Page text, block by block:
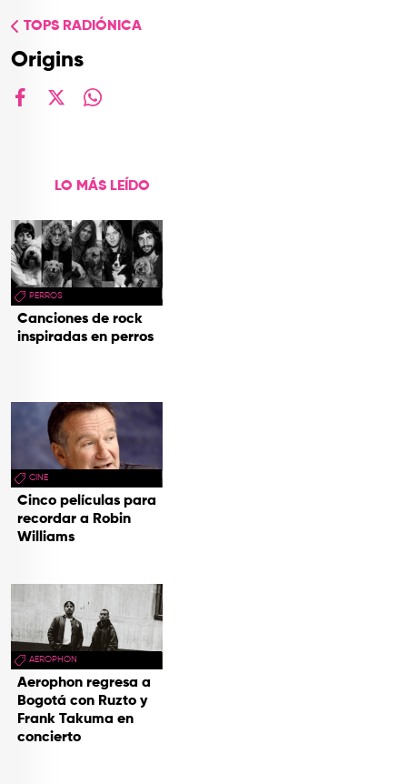
TOPS RADIÓNICA
Origins
LO MÁS LEÍDO
PERROS
Canciones de rock
inspiradas en perros
CINE
Cinco películas para
recordar a Robin
Williams
AEROPHON
Aerophon regresa a
Bogotá con Ruzto y
Frank Takuma en
concierto